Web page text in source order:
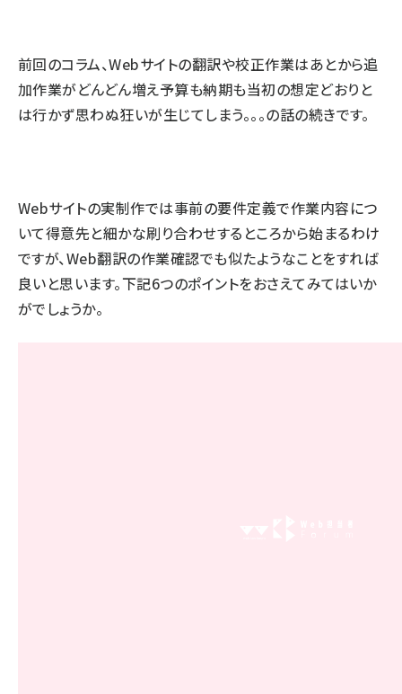
前回のコラム、Webサイトの翻訳や校正作業はあとから追
加作業がどんどん増え予算も納期も当初の想定どおりと
は行かず思わぬ狂いが生じてしまう。。。の話の続きです。
Webサイトの実制作では事前の要件定義で作業内容につ
いて得意先と細かな刷り合わせするところから始まるわけ
ですが、Web翻訳の作業確認でも似たようなことをすれば
良いと思います。下記6つのポイントをおさえてみてはいか
がでしょうか。